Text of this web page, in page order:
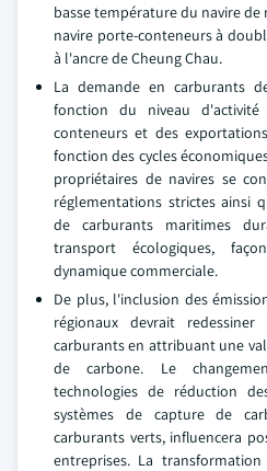
basse température du navire de
navire porte-conteneurs à
à l'ancre de Cheung Chau.
La demande en carburants
fonction du niveau
conteneurs et des
fonction des cycles
propriétaires de navires se
réglementations strictes ainsi
de carburants maritimes
transport écologiques,
dynamique commerciale.
De plus, l'inclusion des
régionaux devrait
carburants en attribuant une
de carbone. Le
technologies de réduction
systèmes de capture de
carburants verts, influencera
entreprises. La